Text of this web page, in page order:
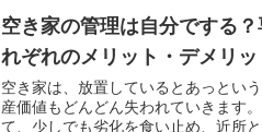
空き家の管理は自分でする
れぞれのメリット・デメリ
空き家は、放置しているとあっとい
産価値もどんどん失われていきます
て、少しでも劣化を食い止め、近所